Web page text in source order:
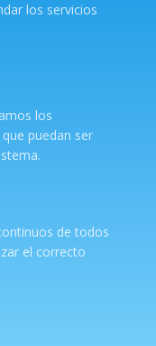
los servicios
los
puedan ser
de todos
el correcto